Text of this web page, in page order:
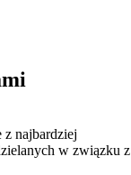
z najbardziej
w związku z